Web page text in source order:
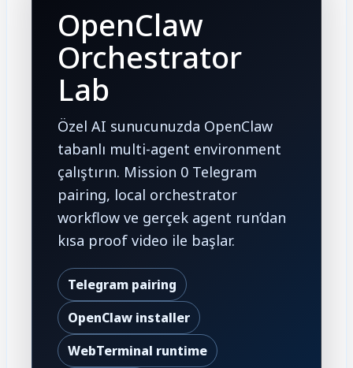
OpenClaw
Orchestrator
Lab
Özel AI sunucunuzda OpenClaw
tabanlı multi-agent environment
çalıştırın. Mission 0 Telegram
pairing, local orchestrator
workflow ve gerçek agent run’dan
kısa proof video ile başlar.
Telegram pairing
OpenClaw installer
WebTerminal runtime